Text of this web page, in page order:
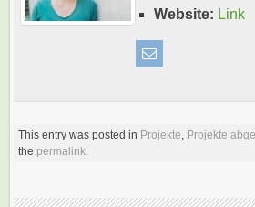
Website: Link
This entry was posted in Projekte, Projekte
the permalink.